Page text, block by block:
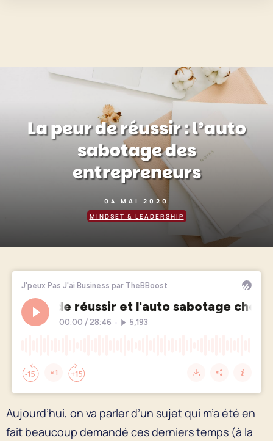
La peur de réussir : l’auto
sabotage des
entrepreneurs
04 MAI 2020
MINDSET & LEADERSHIP
Aujourd’hui, on va parler d’un sujet qui m’a été en
fait beaucoup demandé ces derniers temps (à la